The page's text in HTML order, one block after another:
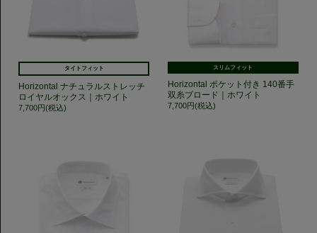
タイトフィット
Horizontal ナチュラルストレッチ
ロイヤルオックス｜ホワイト
7,700円(税込)
スリムフィット
Horizontal ポケット付き 140番手
双糸ブロード｜ホワイト
7,700円(税込)